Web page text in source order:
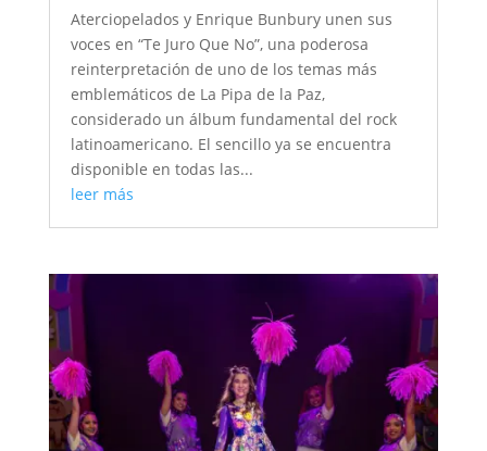
Aterciopelados y Enrique Bunbury unen sus
voces en “Te Juro Que No”, una poderosa
reinterpretación de uno de los temas más
emblemáticos de La Pipa de la Paz,
considerado un álbum fundamental del rock
latinoamericano. El sencillo ya se encuentra
disponible en todas las...
leer más